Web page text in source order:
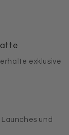
exklusive
und